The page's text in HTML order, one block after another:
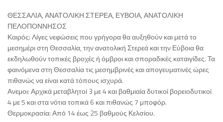
ΘΕΣΣΑΛΙΑ, ΑΝΑΤΟΛΙΚΗ ΣΤΕΡΕΑ, ΕΥΒΟΙΑ, ΑΝΑΤΟΛΙΚΗ
ΠΕΛΟΠΟΝΝΗΣΟΣ
Καιρός: Λίγες νεφώσεις που γρήγορα θα αυξηθούν και μετά το
μεσημέρι στη Θεσσαλία, την ανατολική Στερεά και την Εύβοια θα
εκδηλωθούν τοπικές βροχές ή όμβροι και σποραδικές καταιγίδες. Τα
φαινόμενα στη Θεσσαλία τις μεσημβρινές και απογευματινές ώρες
πιθανώς να είναι κατά τόπους ισχυρά.
Ανεμοι: Αρχικά μεταβλητοί 3 με 4 και βαθμιαία δυτικοί βορειοδυτικοί
4 με 5 και στα νότια τοπικά 6 και πιθανώς 7 μποφόρ.
Θερμοκρασία: Από 14 έως 25 βαθμούς Κελσίου.